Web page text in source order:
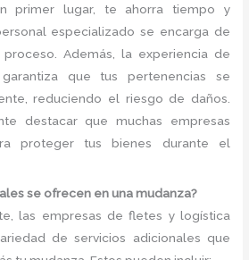
primer lugar, te ahorra tiempo y
especializado se encarga de
Además, la experiencia de
que tus pertenencias se
reduciendo el riesgo de daños.
destacar que muchas empresas
proteger tus bienes durante el
se ofrecen en una mudanza?
las empresas de fletes y logística
de servicios adicionales que